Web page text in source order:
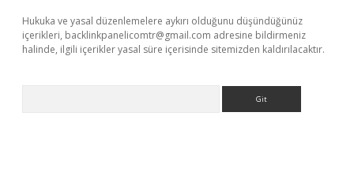
Hukuka ve yasal düzenlemelere aykırı olduğunu düşündüğünüz
içerikleri, backlinkpanelicomtr@gmail.com adresine bildirmeniz
halinde, ilgili içerikler yasal süre içerisinde sitemizden kaldırılacaktır.